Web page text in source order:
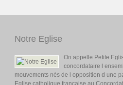
Notre Eglise
On appelle Petite
concordataire l
mouvements nés de l opposition d une
Eglise catholique française au